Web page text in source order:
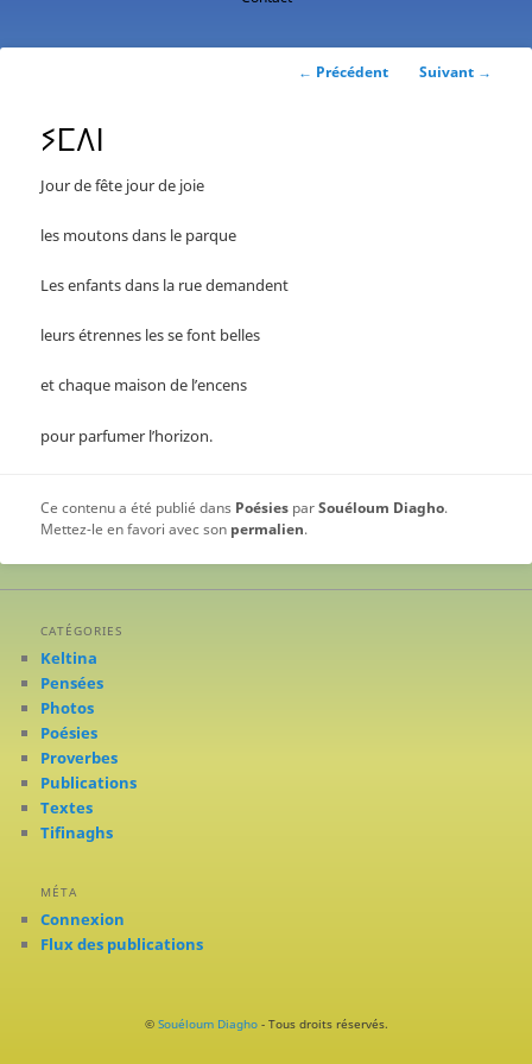
Navigation
← Précédent Suivant →
ⵢⵎⴷⵏ
Jour de fête jour de joie
les moutons dans le parque
Les enfants dans la rue demandent
leurs étrennes les se font belles
et chaque maison de l’encens
pour parfumer l’horizon.
Ce contenu a été publié dans Poésies parSouéloum Diagho.
Mettez-le en favori avec son permalien.
CATÉGORIES
Keltina
Pensées
Photos
Poésies
Proverbes
Publications
Textes
Tifinaghs
MÉTA
Connexion
Flux des publications
© Souéloum Diagho- Tous droits réservés.